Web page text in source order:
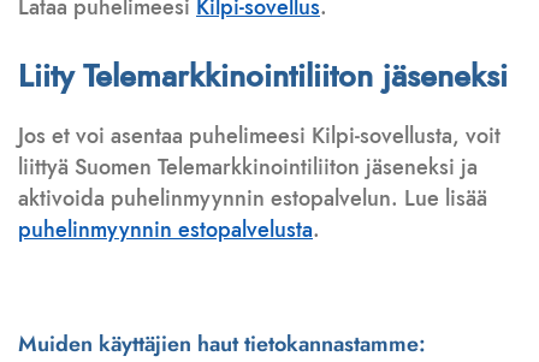
Lataa puhelimeesi Kilpi-sovellus.
Liity Telemarkkinointiliiton jäseneksi
Jos et voi asentaa puhelimeesi Kilpi-sovellusta, voit
liittyä Suomen Telemarkkinointiliiton jäseneksi ja
aktivoida puhelinmyynnin estopalvelun. Lue lisää
puhelinmyynnin estopalvelusta.
Muiden käyttäjien haut tietokannastamme: